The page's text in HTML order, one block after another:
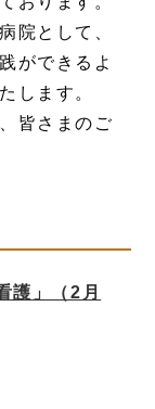
院として、
ができるよ
します。
皆さまのご
護」（2月